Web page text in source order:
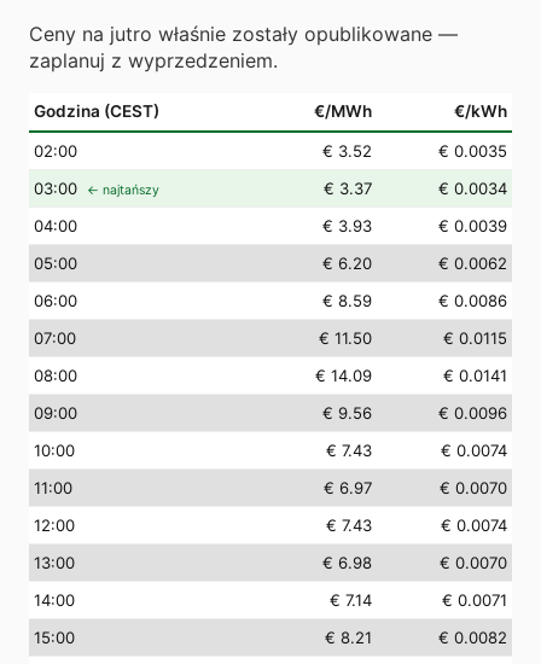
Ceny na jutro właśnie zostały opublikowane —
zaplanuj z wyprzedzeniem.
Godzina (CEST) €/MWh €/kWh
02:00 € 3.52
€ 0.0035
03:00 ← najtańszy € 3.37
€ 0.0034
04:00 € 3.93
€ 0.0039
05:00 € 6.20
€ 0.0062
06:00 € 8.59
€ 0.0086
07:00 € 11.50
€ 0.0115
08:00 € 14.09
€ 0.0141
09:00 € 9.56
€ 0.0096
10:00 € 7.43
€ 0.0074
11:00 € 6.97
€ 0.0070
12:00 € 7.43
€ 0.0074
13:00 € 6.98
€ 0.0070
14:00 € 7.14
€ 0.0071
15:00 € 8.21
€ 0.0082